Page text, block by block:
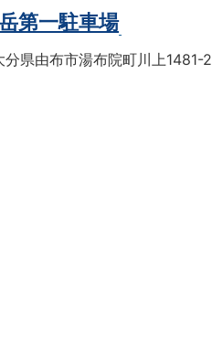
第一駐車場
分県由布市湯布院町川上1481-2